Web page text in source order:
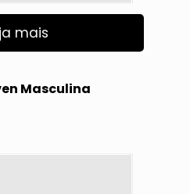
mais
Masculina